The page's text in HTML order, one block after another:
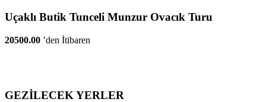
Uçaklı Butik Tunceli Munzur Ovacık Turu
20500.00 ’den İtibaren
GEZİLECEK YERLER